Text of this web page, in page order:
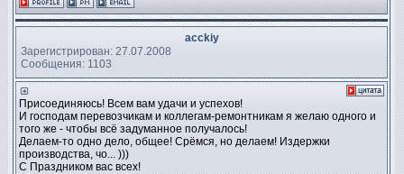
acckiy
Зарегистрирован: 27.07.2008
Сообщения: 1103
Присоединяюсь! Всем вам удачи и успехов!
И господам перевозчикам и коллегам-ремонтникам я желаю одного и
того же - чтобы всё задуманное получалось!
Делаем-то одно дело, общее! Срёмся, но делаем! Издержки
производства, чо... )))
С Праздником вас всех!